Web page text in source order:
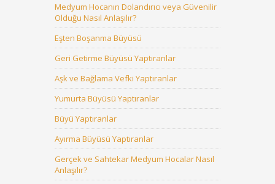
Medyum Hocanın Dolandırıcı veya Güvenilir
Olduğu Nasıl Anlaşılır?
Eşten Boşanma Büyüsü
Geri Getirme Büyüsü Yaptıranlar
Aşk ve Bağlama Vefki Yaptıranlar
Yumurta Büyüsü Yaptıranlar
Büyü Yaptıranlar
Ayırma Büyüsü Yaptıranlar
Gerçek ve Sahtekar Medyum Hocalar Nasıl
Anlaşılır?